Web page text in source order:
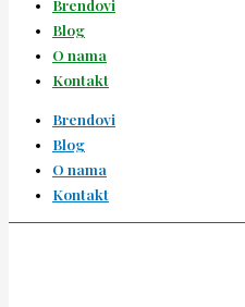
Brendovi
Blog
O nama
Kontakt
Brendovi
Blog
O nama
Kontakt